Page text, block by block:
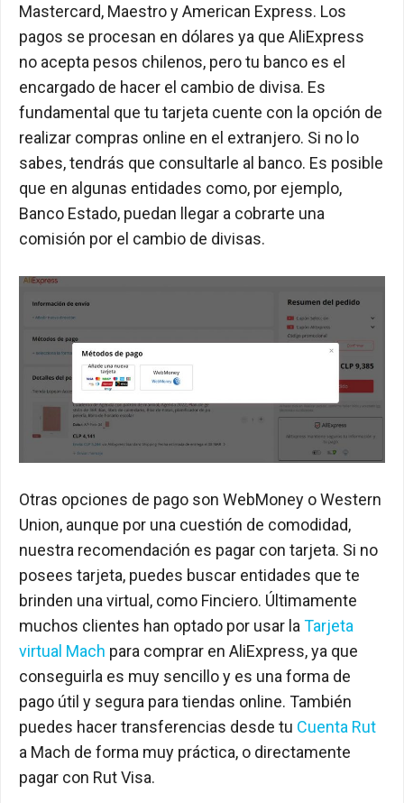
Mastercard, Maestro y American Express. Los
pagos se procesan en dólares ya que AliExpress
no acepta pesos chilenos, pero tu banco es el
encargado de hacer el cambio de divisa. Es
fundamental que tu tarjeta cuente con la opción de
realizar compras online en el extranjero. Si no lo
sabes, tendrás que consultarle al banco. Es posible
que en algunas entidades como, por ejemplo,
Banco Estado, puedan llegar a cobrarte una
comisión por el cambio de divisas.
Otras opciones de pago son WebMoney o Western
Union, aunque por una cuestión de comodidad,
nuestra recomendación es pagar con tarjeta. Si no
posees tarjeta, puedes buscar entidades que te
brinden una virtual, como Finciero. Últimamente
muchos clientes han optado por usar laTarjeta
virtual Mach para comprar en AliExpress, ya que
conseguirla es muy sencillo y es una forma de
pago útil y segura para tiendas online. También
puedes hacer transferencias desde tu Cuenta Rut
a Mach de forma muy práctica, o directamente
pagar con Rut Visa.